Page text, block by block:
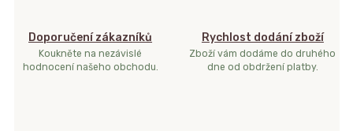
Doporučení zákazníků
Koukněte na nezávislé
hodnocení našeho obchodu.
Rychlost dodání zboží
Zboží vám dodáme do druhého
dne od obdržení platby.